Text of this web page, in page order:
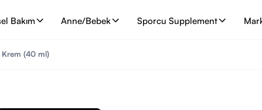
Bakım Anne/Bebek Sporcu Supplement
Krem (40 ml)